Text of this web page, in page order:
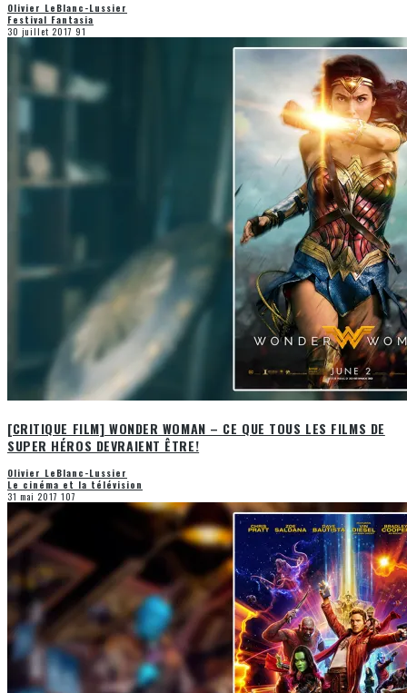
Olivier LeBlanc-Lussier
Festival Fantasia
30 juillet 2017 91
[CRITIQUE FILM] WONDER WOMAN – CE QUE TOUS LES FILMS DE
SUPER HÉROS DEVRAIENT ÊTRE!
Olivier LeBlanc-Lussier
Le cinéma et la télévision
31 mai 2017 107